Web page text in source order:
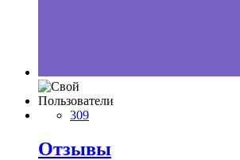
Пользователи
309
Отзывы